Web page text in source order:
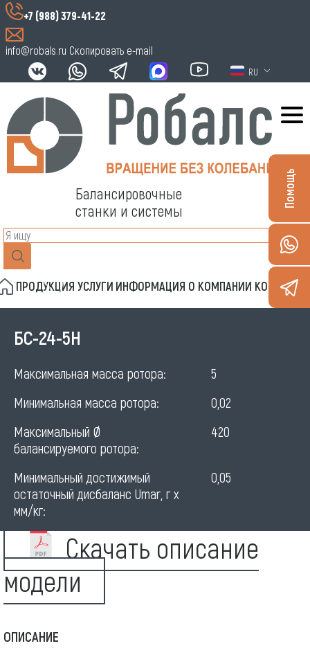
+7 (988) 379-41-22
info@robals.ru Скопировать e-mail
RU
Балансировочные
станки и системы
ПРОДУКЦИЯ УСЛУГИ ИНФОРМАЦИЯ О КОМПАНИИ КОНТАКТЫ
Станок
балансировки
турбин
БС-24-5H
Максимальная масса ротора:
5
Минимальная масса ротора:
0,02
Максимальный Ø
балансируемого ротора:
420
Минимальный достижимый
остаточный дисбаланс Umar, г х
мм/кг:
0,05
Скачать описание
модели
ОПИСАНИЕ
Помощь